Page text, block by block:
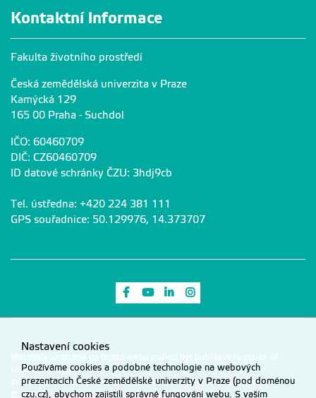
Kontaktní informace
Fakulta životního prostředí
Česká zemědělská univerzita v Praze
Kamýcká 129
165 00 Praha - Suchdol
IČO: 60460709
DIČ: CZ60460709
ID datové schránky ČZU: 3hdj9cb
Tel. ústředna: +420 224 381 111
GPS souřadnice: 50.129976, 14.373707
Odkaz na Facebook
Odkaz na Youtube
Odkaz na LinkedIn
Materiály umístěné na tomto webu mohou být publikovány pouze se
souhlasem ČZU.
Informace o zpracování a ochraně osobních údajů na ČZU v Praze.
© 2026 Česká zemědělská univerzita v Praze
Nastavení cookies
Používáme cookies a podobné technologie na webových
prezentacích České zemědělské univerzity v Praze (pod doménou
czu.cz), abychom zajistili správné fungování webu. S vaším